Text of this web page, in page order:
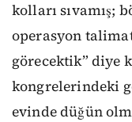
kolları sıvamış;
operasyon
görecektik” diye
kongrelerindeki
evinde düğün